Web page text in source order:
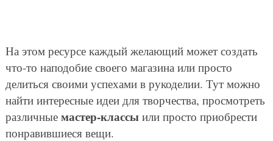
На этом ресурсе каждый желающий может создать
что-то наподобие своего магазина или просто
делиться своими успехами в рукоделии. Тут можно
найти интересные идеи для творчества, просмотреть
различные мастер-классыили просто приобрести
понравившиеся вещи.